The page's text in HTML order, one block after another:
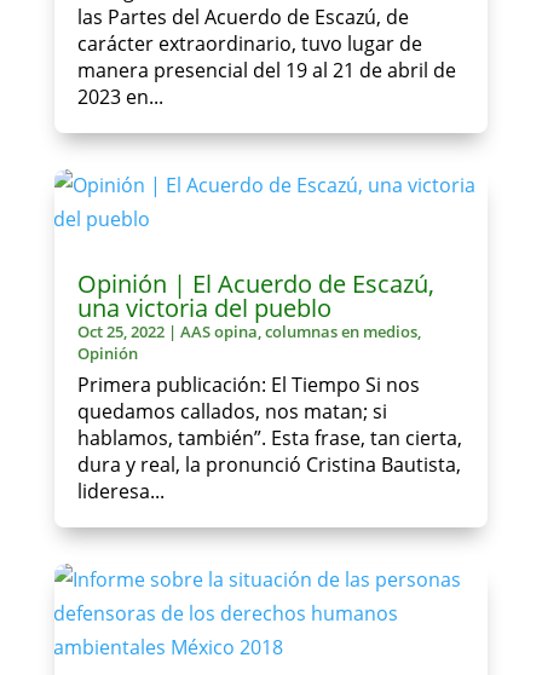
las Partes del Acuerdo de Escazú, de
carácter extraordinario, tuvo lugar de
manera presencial del 19 al 21 de abril de
2023 en...
Opinión | El Acuerdo de Escazú,
una victoria del pueblo
Oct 25, 2022| AAS opina,columnas en medios,
Opinión
Primera publicación: El Tiempo Si nos
quedamos callados, nos matan; si
hablamos, también”. Esta frase, tan cierta,
dura y real, la pronunció Cristina Bautista,
lideresa...